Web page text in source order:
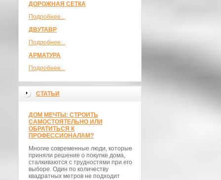
ДОРОЖНАЯ СЕТКА
Подробнее...
ДВУТАВР
Подробнее...
АРМАТУРА
Подробнее...
СТАТЬИ
ДОМ МЕЧТЫ: СТРОИТЬ
САМОСТОЯТЕЛЬНО ИЛИ
ОБРАТИТЬСЯ К
ПРОФЕССИОНАЛАМ?
Многие современные люди, которые
приняли решение о покупке дома,
сталкиваются с трудностями при его
выборе. Один по количеству
квадратных метров не подходит